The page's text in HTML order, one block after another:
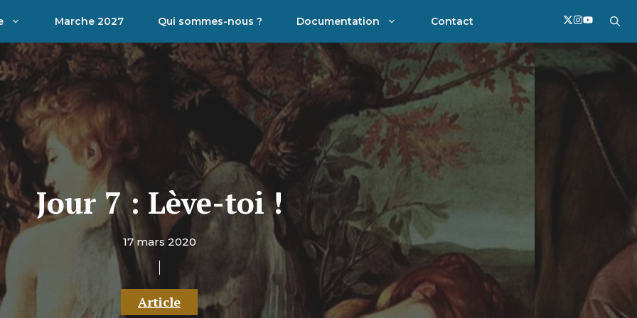
Marche 2027 Qui sommes-nous ? Documentation Contact
Jour 7 : Lève-toi !
17 mars 2020
Article